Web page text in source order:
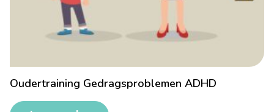
Oudertraining Gedragsproblemen ADHD